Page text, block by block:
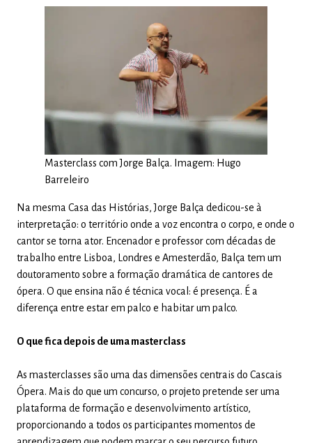
Masterclass com Jorge Balça. Imagem: Hugo
Barreleiro
Na mesma Casa das Histórias, Jorge Balça dedicou-se à
interpretação: o território onde a voz encontra o corpo, e onde o
cantor se torna ator. Encenador e professor com décadas de
trabalho entre Lisboa, Londres e Amesterdão, Balça tem um
doutoramento sobre a formação dramática de cantores de
ópera. O que ensina não é técnica vocal: é presença. É a
diferença entre estar em palco e habitar um palco.
O que fica depois de uma masterclass
As masterclasses são uma das dimensões centrais do Cascais
Ópera. Mais do que um concurso, o projeto pretende ser uma
plataforma de formação e desenvolvimento artístico,
proporcionando a todos os participantes momentos de